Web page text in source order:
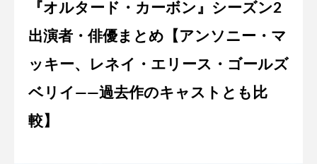
『オルタード・カーボン』シーズン2
出演者・俳優まとめ【アンソニー・マ
ッキー、レネイ・エリース・ゴールズ
ベリイ——過去作のキャストとも比
較】